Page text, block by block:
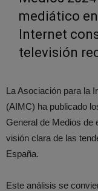
mediático
Internet
televisión
La Asociación para la
(AIMC) ha publicado
General de Medios de
visión clara de las
España.
Este análisis se